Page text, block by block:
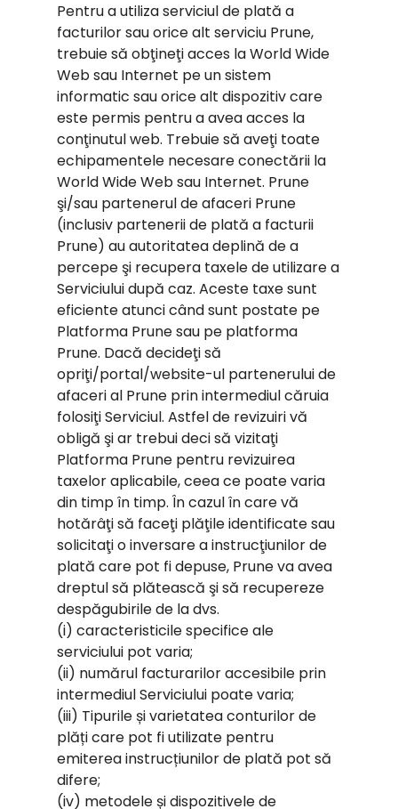
Pentru a utiliza serviciul de plată a
facturilor sau orice alt serviciu Prune,
trebuie să obţineţi acces la World Wide
Web sau Internet pe un sistem
informatic sau orice alt dispozitiv care
este permis pentru a avea acces la
conţinutul web. Trebuie să aveţi toate
echipamentele necesare conectării la
World Wide Web sau Internet. Prune
şi/sau partenerul de afaceri Prune
(inclusiv partenerii de plată a facturii
Prune) au autoritatea deplină de a
percepe şi recupera taxele de utilizare a
Serviciului după caz. Aceste taxe sunt
eficiente atunci când sunt postate pe
Platforma Prune sau pe platforma
Prune. Dacă decideţi să
opriţi/portal/website-ul partenerului de
afaceri al Prune prin intermediul căruia
folosiţi Serviciul. Astfel de revizuiri vă
obligă şi ar trebui deci să vizitaţi
Platforma Prune pentru revizuirea
taxelor aplicabile, ceea ce poate varia
din timp în timp. În cazul în care vă
hotărâţi să faceţi plăţile identificate sau
solicitaţi o inversare a instrucţiunilor de
plată care pot fi depuse, Prune va avea
dreptul să plătească şi să recupereze
despăgubirile de la dvs.
(i) caracteristicile specifice ale
serviciului pot varia;
(ii) numărul facturarilor accesibile prin
intermediul Serviciului poate varia;
(iii) Tipurile și varietatea conturilor de
plăți care pot fi utilizate pentru
emiterea instrucțiunilor de plată pot să
difere;
(iv) metodele și dispozitivele de